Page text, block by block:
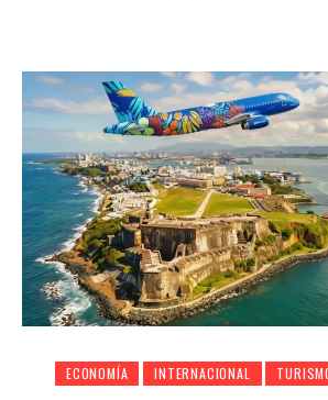
ECONOMÍA INTERNACIONAL